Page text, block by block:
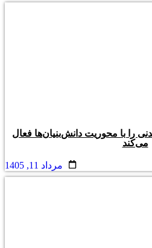
با محوریت دانش‌بنیان‌ها فعال
می‌کند
مرداد 11, 1405